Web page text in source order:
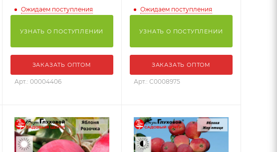
Ожидаем поступления
УЗНАТЬ О ПОСТУПЛЕНИИ
ЗАКАЗАТЬ ОПТОМ
Арт.: 00004406
Ожидаем поступления
УЗНАТЬ О ПОСТУПЛЕНИИ
ЗАКАЗАТЬ ОПТОМ
Арт.: С0008975